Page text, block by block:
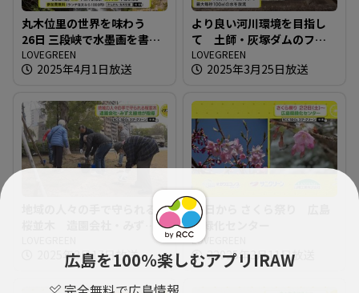
広島を100％楽しむアプリIRAW
丸木位里の世界を味わう
26日 三段峡で水墨画を書こ
う
LOVEGREEN
2025年4月1日放送
より良い河川環境を目指し
て 土師・灰塚ダムのフラ
ッシュ放流
LOVEGREEN
2025年3月25日放送
桜並木 造園会社・みずえ
2025年3月17日放送
22日から さくら祭り 広島
県緑化センター
LOVEGREEN
22025年3月11日放送